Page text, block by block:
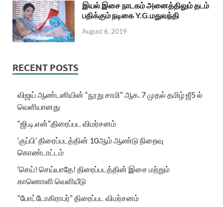
இயல் இசை நாடகம் அனைத்திலும் தடம்
பதிக்கும் நடிகை Y.G.மதுவந்தி
August 6, 2019
RECENT POSTS
விஜய் ஆண்டனியின் “நூறு சாமி” ஆக. 7 முதல் தமிழ் ஜீ5 ல்
வெளியானது
“ஜி.டி.என்”.திரைப்பட விமர்சனம்
‘குப்பி’ திரைப்படத்தின் 10ஆம் ஆண்டு நிறைவு
கொண்டாட்டம்
‘செய்! செய்யாதே! திரைப்படத்தின் இசை மற்றும்
காணொளி வெளியீடு
“போட்டோகிராபர்” திரைப்பட விமர்சனம்